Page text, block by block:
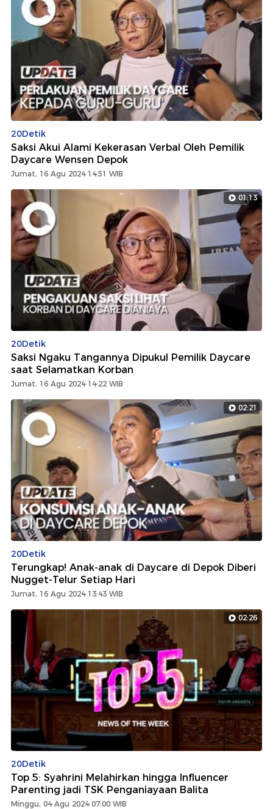
20Detik
Saksi Akui Alami Kekerasan Verbal Oleh Pemilik
Daycare Wensen Depok
Jumat, 16 Agu 2024 14:51 WIB
01:13
20Detik
Saksi Ngaku Tangannya Dipukul Pemilik Daycare
saat Selamatkan Korban
Jumat, 16 Agu 2024 14:22 WIB
02:21
20Detik
Terungkap! Anak-anak di Daycare di Depok Diberi
Nugget-Telur Setiap Hari
Jumat, 16 Agu 2024 13:43 WIB
02:26
20Detik
Top 5: Syahrini Melahirkan hingga Influencer
Parenting jadi TSK Penganiayaan Balita
Minggu, 04 Agu 2024 07:00 WIB